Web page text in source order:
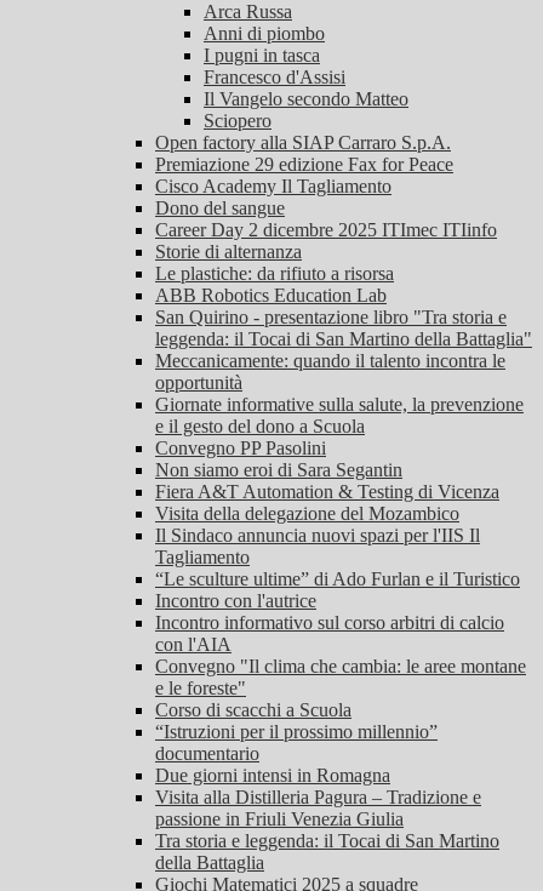
Arca Russa
Anni di piombo
I pugni in tasca
Francesco d'Assisi
Il Vangelo secondo Matteo
Sciopero
Open factory alla SIAP Carraro S.p.A.
Premiazione 29 edizione Fax for Peace
Cisco Academy Il Tagliamento
Dono del sangue
Career Day 2 dicembre 2025 ITImec ITIinfo
Storie di alternanza
Le plastiche: da rifiuto a risorsa
ABB Robotics Education Lab
San Quirino - presentazione libro "Tra storia e
leggenda: il Tocai di San Martino della Battaglia"
Meccanicamente: quando il talento incontra le
opportunità
Giornate informative sulla salute, la prevenzione
e il gesto del dono a Scuola
Convegno PP Pasolini
Non siamo eroi di Sara Segantin
Fiera A&T Automation & Testing di Vicenza
Visita della delegazione del Mozambico
Il Sindaco annuncia nuovi spazi per l'IIS Il
Tagliamento
“Le sculture ultime” di Ado Furlan e il Turistico
Incontro con l'autrice
Incontro informativo sul corso arbitri di calcio
con l'AIA
Convegno "Il clima che cambia: le aree montane
e le foreste"
Corso di scacchi a Scuola
“Istruzioni per il prossimo millennio”
documentario
Due giorni intensi in Romagna
Visita alla Distilleria Pagura – Tradizione e
passione in Friuli Venezia Giulia
Tra storia e leggenda: il Tocai di San Martino
della Battaglia
Giochi Matematici 2025 a squadre